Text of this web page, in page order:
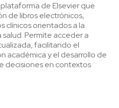
de Elsevier que
de libros electrónicos,
clínicos orientados a la
Permite acceder a
facilitando el
académica y el desarrollo de
decisiones en contextos